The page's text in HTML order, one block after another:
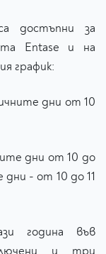
достъпни за
Entase и на
график:
дни от 10
дни от 10 до
дни - от 10 до 11
година във
и три